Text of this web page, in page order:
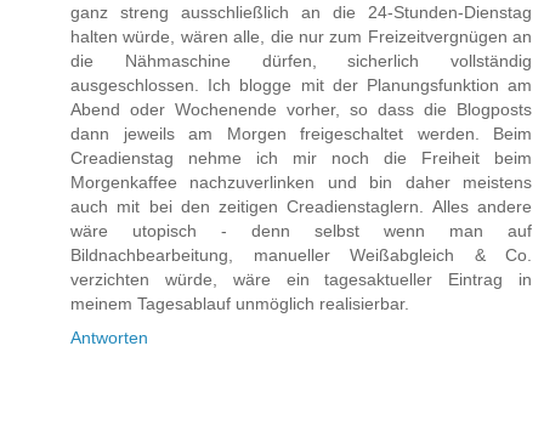
ganz streng ausschließlich an die 24-Stunden-Dienstag
halten würde, wären alle, die nur zum Freizeitvergnügen an
die Nähmaschine dürfen, sicherlich vollständig
ausgeschlossen. Ich blogge mit der Planungsfunktion am
Abend oder Wochenende vorher, so dass die Blogposts
dann jeweils am Morgen freigeschaltet werden. Beim
Creadienstag nehme ich mir noch die Freiheit beim
Morgenkaffee nachzuverlinken und bin daher meistens
auch mit bei den zeitigen Creadienstaglern. Alles andere
wäre utopisch - denn selbst wenn man auf
Bildnachbearbeitung, manueller Weißabgleich & Co.
verzichten würde, wäre ein tagesaktueller Eintrag in
meinem Tagesablauf unmöglich realisierbar.
Antworten